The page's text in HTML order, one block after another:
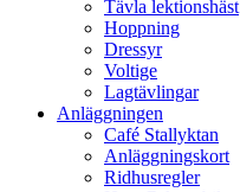
Tävla lektionshäst
Hoppning
Dressyr
Voltige
Lagtävlingar
Anläggningen
Café Stallyktan
Anläggningskort
Ridhusregler